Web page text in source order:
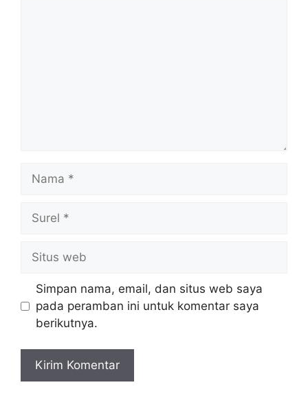
web
Simpan nama, email, dan situs web saya
pada peramban ini untuk komentar saya
berikutnya.